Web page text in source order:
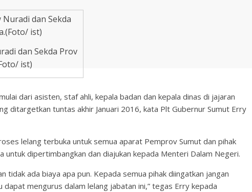
dan Sekda Prov
ist)
dari asisten, staf ahli, kepala badan dan kepala dinas di jajaran
ditargetkan tuntas akhir Januari 2016, kata Plt Gubernur Sumut Erry
lelang terbuka untuk semua aparat Pemprov Sumut dan pihak
untuk dipertimbangkan dan diajukan kepada Menteri Dalam Negeri.
tidak ada biaya apa pun. Kepada semua pihak diingatkan jangan
mengurus dalam lelang jabatan ini,” tegas Erry kepada